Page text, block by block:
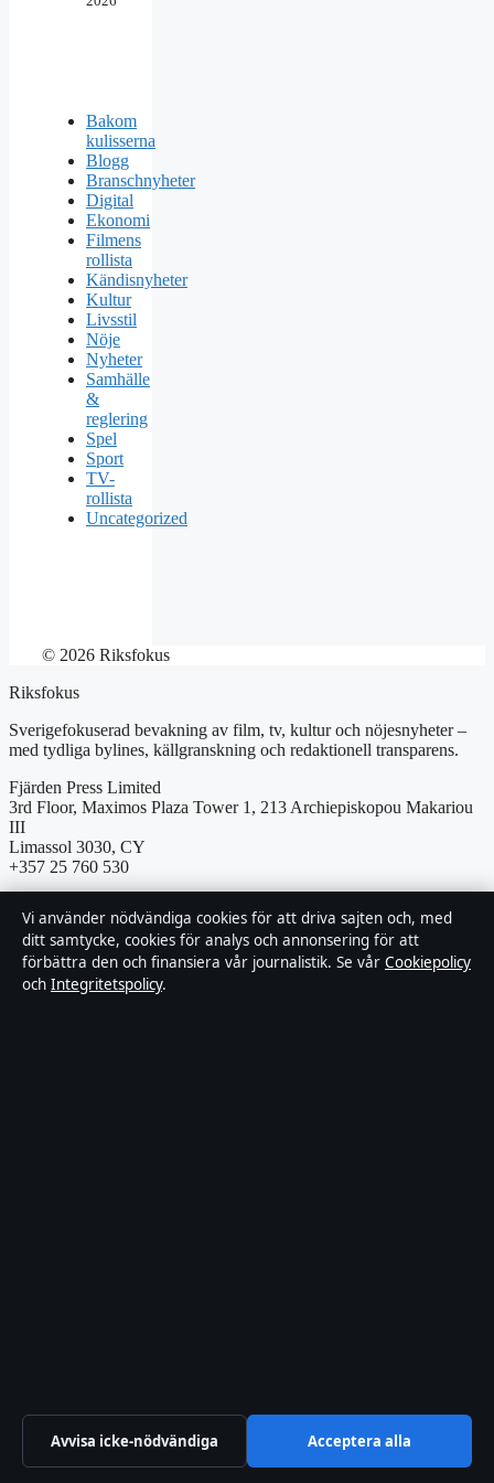
Bakom
kulisserna
Blogg
Branschnyheter
Digital
Ekonomi
Filmens
rollista
Kändisnyheter
Kultur
Livsstil
Nöje
Nyheter
Samhälle
&
reglering
Spel
Sport
TV-
rollista
Uncategorized
© 2026 Riksfokus
Riksfokus
Sverigefokuserad bevakning av film, tv, kultur och nöjesnyheter –
med tydliga bylines, källgranskning och redaktionell transparens.
Fjärden Press Limited
3rd Floor, Maximos Plaza Tower 1, 213 Archiepiskopou Makariou
III
Limassol 3030, CY
+357 25 760 530
Kontakta oss
Nyhetsbrev
Förtroende & standarder
Vi använder nödvändiga cookies för att driva sajten och, med
ditt samtycke, cookies för analys och annonsering för att
förbättra den och finansiera vår journalistik. Se vår Cookiepolicy
och Integritetspolicy.
Avvisa icke-nödvändiga Acceptera alla